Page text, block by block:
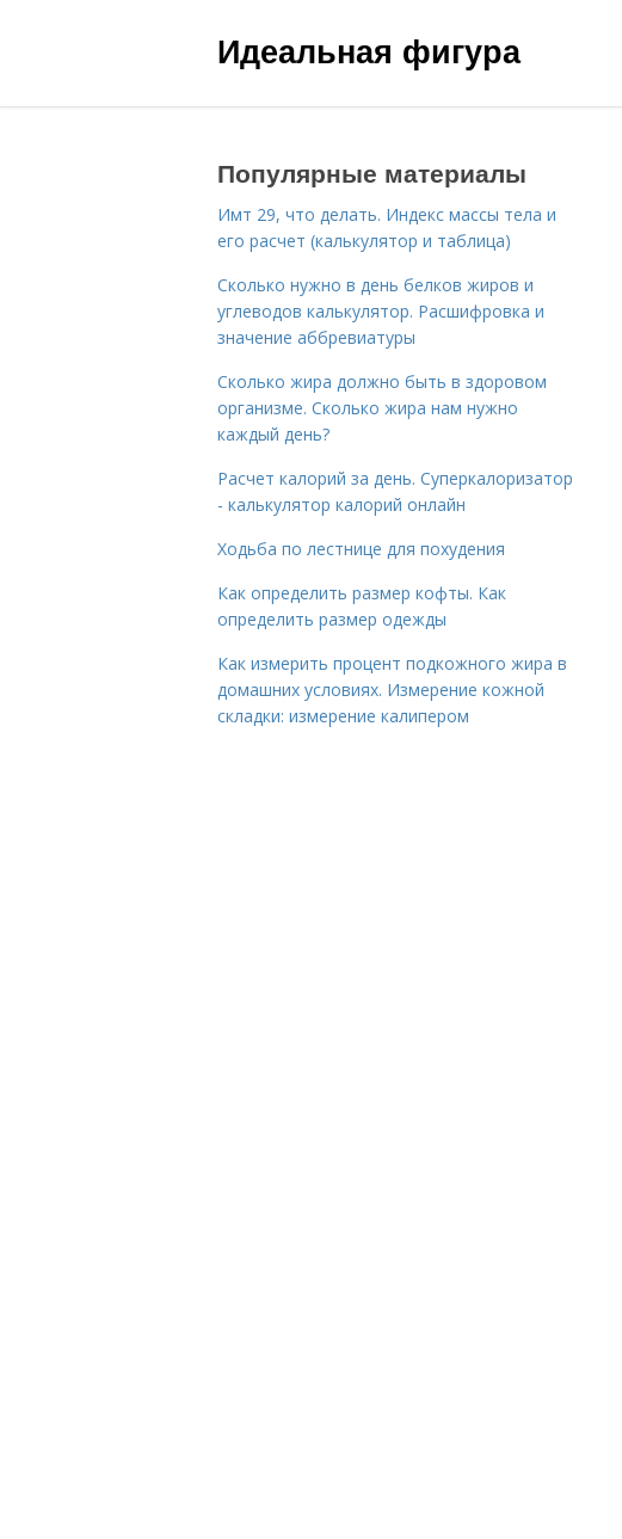
Идеальная фигура
Популярные материалы
Имт 29, что делать. Индекс массы тела и
его расчет (калькулятор и таблица)
Сколько нужно в день белков жиров и
углеводов калькулятор. Расшифровка и
значение аббревиатуры
Сколько жира должно быть в здоровом
организме. Сколько жира нам нужно
каждый день?
Расчет калорий за день. Суперкалоризатор
- калькулятор калорий онлайн
Ходьба по лестнице для похудения
Как определить размер кофты. Как
определить размер одежды
Как измерить процент подкожного жира в
домашних условиях. Измерение кожной
складки: измерение калипером